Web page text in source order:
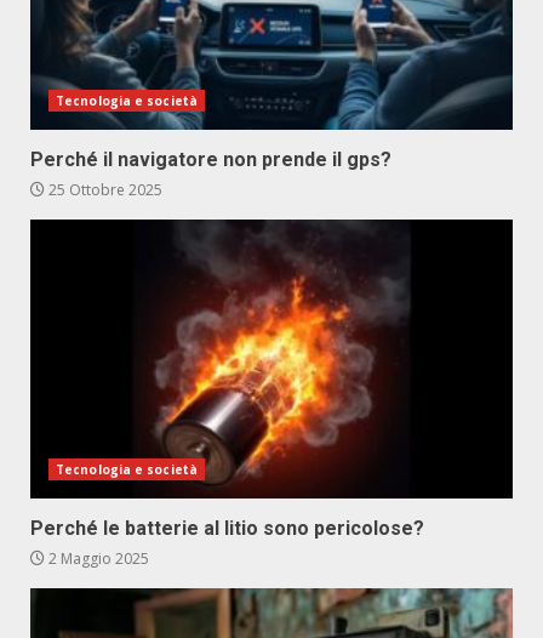
Tecnologia e società
Perché il navigatore non prende il gps?
25 Ottobre 2025
Tecnologia e società
Perché le batterie al litio sono pericolose?
2 Maggio 2025